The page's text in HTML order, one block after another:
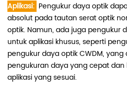
Aplikasi: Pengukur daya optik
absolut pada tautan serat optik
optik. Namun, ada juga pengukur
untuk aplikasi khusus, seperti
pengukur daya optik CWDM,
pengukuran daya yang cepat
aplikasi yang sesuai.